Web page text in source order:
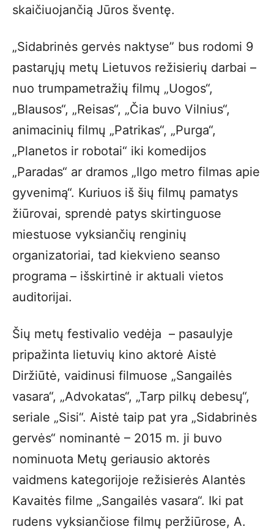
skaičiuojančią Jūros šventę.
„Sidabrinės gervės naktyse” bus rodomi 9
pastarųjų metų Lietuvos režisierių darbai –
nuo trumpametražių filmų „Uogos“,
„Blausos“, „Reisas“, „Čia buvo Vilnius“,
animacinių filmų „Patrikas“, „Purga“,
„Planetos ir robotai“ iki komedijos
„Paradas“ ar dramos „Ilgo metro filmas apie
gyvenimą“. Kuriuos iš šių filmų pamatys
žiūrovai, sprendė patys skirtinguose
miestuose vyksiančių renginių
organizatoriai, tad kiekvieno seanso
programa – išskirtinė ir aktuali vietos
auditorijai.
Šių metų festivalio vedėja – pasaulyje
pripažinta lietuvių kino aktorė Aistė
Diržiūtė, vaidinusi filmuose „Sangailės
vasara“, „Advokatas“, „Tarp pilkų debesų“,
seriale „Sisi“. Aistė taip pat yra „Sidabrinės
gervės“ nominantė – 2015 m. ji buvo
nominuota Metų geriausio aktorės
vaidmens kategorijoje režisierės Alantės
Kavaitės filme „Sangailės vasara“. Iki pat
rudens vyksiančiose filmų peržiūrose, A.